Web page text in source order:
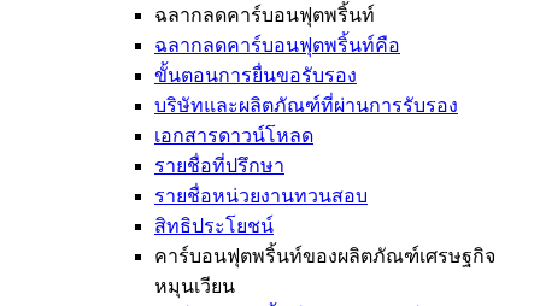
ฉลากลดคาร์บอนฟุตพริ้นท์
ฉลากลดคาร์บอนฟุตพริ้นท์คือ
ขั้นตอนการยื่นขอรับรอง
บริษัทและผลิตภัณฑ์ที่ผ่านการรับรอง
เอกสารดาวน์โหลด
รายชื่อที่ปรึกษา
รายชื่อหน่วยงานทวนสอบ
สิทธิประโยชน์
คาร์บอนฟุตพริ้นท์ของผลิตภัณฑ์เศรษฐกิจ
หมุนเวียน